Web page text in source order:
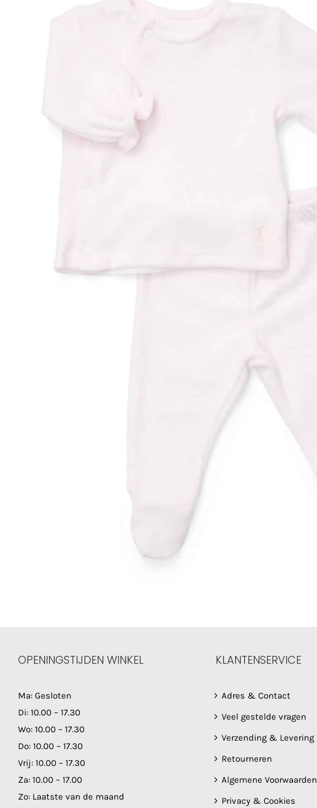
OPENINGSTIJDEN WINKEL
Ma: Gesloten
Di: 10.00 – 17.30
Wo: 10.00 – 17.30
Do: 10.00 – 17.30
Vrij: 10.00 – 17.30
Za: 10.00 – 17.00
Zo: Laatste van de maand
KLANTENSERVICE
Adres & Contact
Veel gestelde vragen
Verzending & Levering
Retourneren
Algemene Voorwaarden
Privacy & Cookies